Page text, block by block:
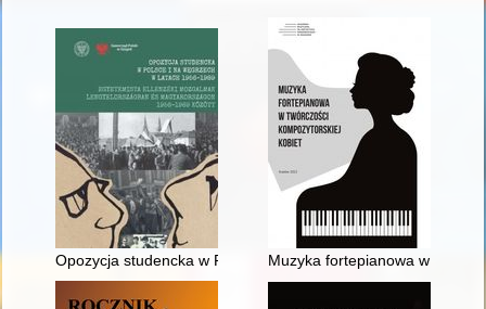
Opozycja studencka w Polsce i na Węgrzech w latach 1956-
Muzyka fortepianowa w